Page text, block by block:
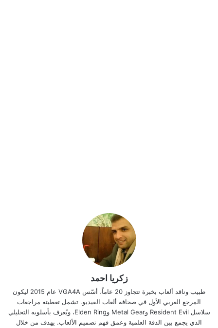
زكريا احمد
طبيب وناقد ألعاب بخبرة تتجاوز 20 عاماً، أسّس VGA4A عام 2015 ليكون
المرجع العربي الأول في صحافة ألعاب الفيديو. تشمل تغطيته مراجعات
سلاسل Resident Evil وMetal Gear وElden Ring، ويُعرف بأسلوبه التحليلي
الذي يجمع بين الدقة العلمية وعمق فهم تصميم الألعاب. يهدف من خلال